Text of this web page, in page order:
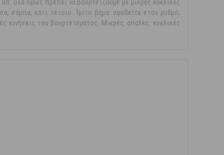
όλα όμως πρέπει να βουρτσίζουμε με μικρές κυκλικές
σάμπα, κάτι τέτοιο. Τρίτο βήμα: αφεθείτε στον ρυθμό,
κινήσεις του βουρτσίσματος. Μικρές, απαλές, κυκλικές